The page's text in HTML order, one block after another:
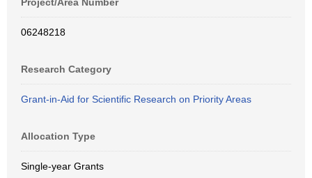
06248218
Research Category
Grant-in-Aid for Scientific Research on Priority Areas
Allocation Type
Single-year Grants